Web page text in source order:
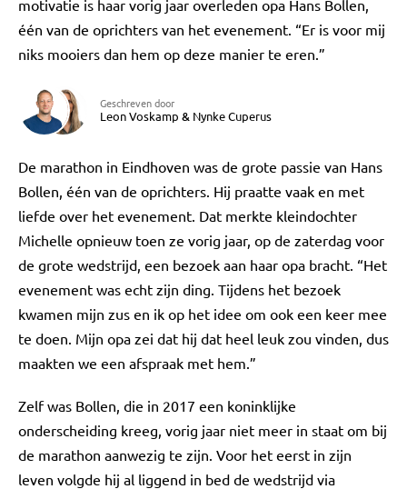
motivatie is haar vorig jaar overleden opa Hans Bollen,
één van de oprichters van het evenement. “Er is voor mij
niks mooiers dan hem op deze manier te eren.”
Geschreven door
Leon Voskamp & Nynke Cuperus
De marathon in Eindhoven was de grote passie van Hans
Bollen, één van de oprichters. Hij praatte vaak en met
liefde over het evenement. Dat merkte kleindochter
Michelle opnieuw toen ze vorig jaar, op de zaterdag voor
de grote wedstrijd, een bezoek aan haar opa bracht. “Het
evenement was echt zijn ding. Tijdens het bezoek
kwamen mijn zus en ik op het idee om ook een keer mee
te doen. Mijn opa zei dat hij dat heel leuk zou vinden, dus
maakten we een afspraak met hem.”
Zelf was Bollen, die in 2017 een koninklijke
onderscheiding kreeg, vorig jaar niet meer in staat om bij
de marathon aanwezig te zijn. Voor het eerst in zijn
leven volgde hij al liggend in bed de wedstrijd via